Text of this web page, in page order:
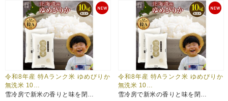
令和8年産 特Aランク米 ゆめぴりか
無洗米 10…
雪冷房で新米の香りと味を閉…
令和8年産 特Aランク米 ゆめぴりか
無洗米 10…
雪冷房で新米の香りと味を閉…